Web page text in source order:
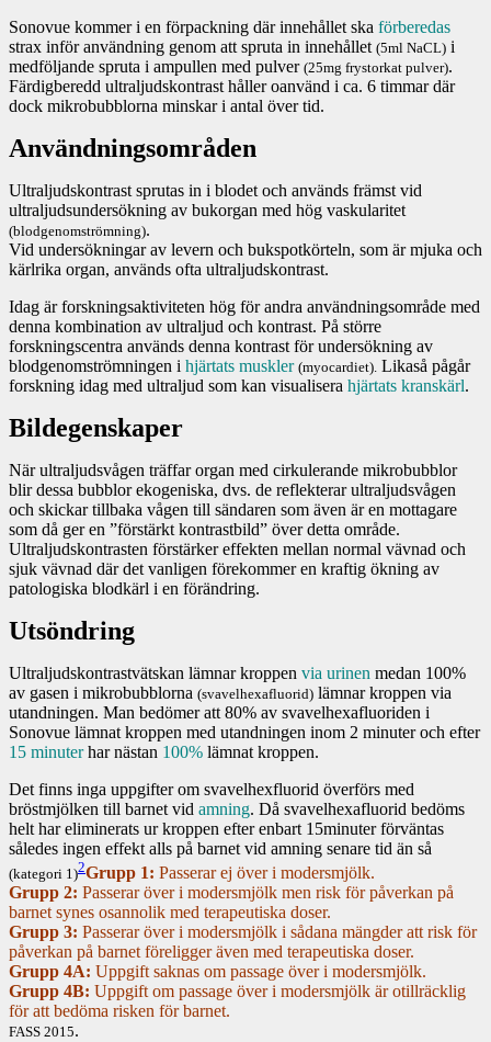
Sonovue kommer i en förpackning där innehållet ska förberedas
strax inför användning genom att spruta in innehållet (5ml NaCL) i
medföljande spruta i ampullen med pulver (25mg frystorkat pulver).
Färdigberedd ultraljudskontrast håller oanvänd i ca. 6 timmar där
dock mikrobubblorna minskar i antal över tid.
Användningsområden
Ultraljudskontrast sprutas in i blodet och används främst vid
ultraljudsundersökning av bukorgan med hög vaskularitet
(blodgenomströmning).
Vid undersökningar av levern och bukspotkörteln, som är mjuka och
kärlrika organ, används ofta ultraljudskontrast.
Idag är forskningsaktiviteten hög för andra användningsområde med
denna kombination av ultraljud och kontrast. På större
forskningscentra används denna kontrast för undersökning av
blodgenomströmningen i hjärtats muskler (myocardiet). Likaså pågår
forskning idag med ultraljud som kan visualisera hjärtats kranskärl.
Bildegenskaper
När ultraljudsvågen träffar organ med cirkulerande mikrobubblor
blir dessa bubblor ekogeniska, dvs. de reflekterar ultraljudsvågen
och skickar tillbaka vågen till sändaren som även är en mottagare
som då ger en ”förstärkt kontrastbild” över detta område.
Ultraljudskontrasten förstärker effekten mellan normal vävnad och
sjuk vävnad där det vanligen förekommer en kraftig ökning av
patologiska blodkärl i en förändring.
Utsöndring
Ultraljudskontrastvätskan lämnar kroppen via urinen medan 100%
av gasen i mikrobubblorna (svavelhexafluorid) lämnar kroppen via
utandningen. Man bedömer att 80% av svavelhexafluoriden i
Sonovue lämnat kroppen med utandningen inom 2 minuter och efter
15 minuterhar nästan 100% lämnat kroppen.
Det finns inga uppgifter om svavelhexfluorid överförs med
bröstmjölken till barnet vid amning. Då svavelhexafluorid bedöms
helt har eliminerats ur kroppen efter enbart 15minuter förväntas
således ingen effekt alls på barnet vid amning senare tid än så
(kategori 1)2Grupp 1: Passerar ej över i modersmjölk.
Grupp 2: Passerar över i modersmjölk men risk för påverkan på
barnet synes osannolik med terapeutiska doser.
Grupp 3: Passerar över i modersmjölk i sådana mängder att risk för
påverkan på barnet föreligger även med terapeutiska doser.
Grupp 4A: Uppgift saknas om passage över i modersmjölk.
Grupp 4B: Uppgift om passage över i modersmjölk är otillräcklig
för att bedöma risken för barnet.
FASS 2015.